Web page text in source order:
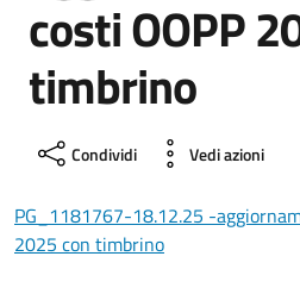
costi OOPP
timbrino
Condividi Vedi azioni
PG_1181767-18.12.25 -
2025 con timbrino